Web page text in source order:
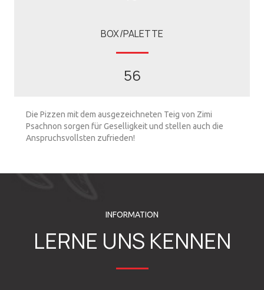
BOX/PALETTE
56
Die Pizzen mit dem ausgezeichneten Teig von Zimi
Psachnon sorgen für Geselligkeit und stellen auch die
Anspruchsvollsten zufrieden!
INFORMATION
LERNE UNS KENNEN